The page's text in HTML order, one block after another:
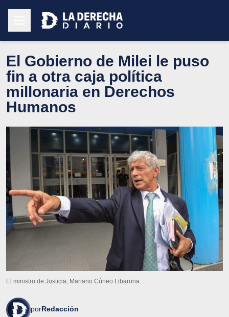
El Gobierno de Milei le puso
fin a otra caja política
millonaria en Derechos
Humanos
El ministro de Justicia, Mariano Cúneo Libarona.
porRedacción